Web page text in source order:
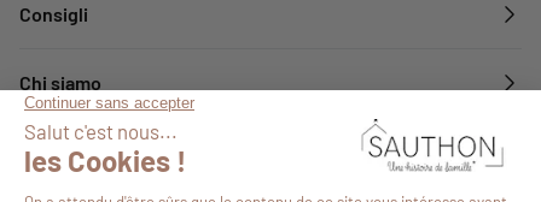
Consigli
Chi siamo
Servizi